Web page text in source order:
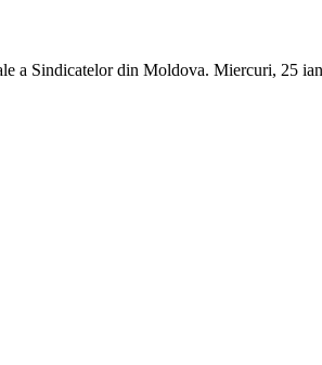
a Sindicatelor din Moldova. Miercuri, 25